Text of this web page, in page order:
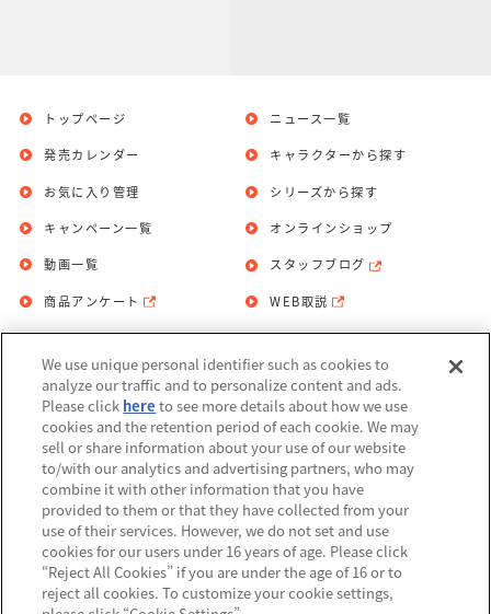
トップページ
発売カレンダー
お気に入り管理
ニュース一覧
キャラクターから探す
シリーズから探す
キャンペーン一覧
動画一覧
商品アンケート
オンラインショップ
スタッフブログ
WEB取説
お問い合わせ 個人情報保護方針
利用規約
Do Not Sell or Share My Personal
Information
アレルギー情報
We use unique personal identifier such as cookies to
analyze our traffic and to personalize content and ads.
Please click here to see more details about how we use
cookies and the retention period of each cookie. We may
sell or share information about your use of our website
to/with our analytics and advertising partners, who may
combine it with other information that you have
provided to them or that they have collected from your
use of their services. However, we do not set and use
cookies for our users under 16 years of age. Please click
“Reject All Cookies” if you are under the age of 16 or to
reject all cookies. To customize your cookie settings,